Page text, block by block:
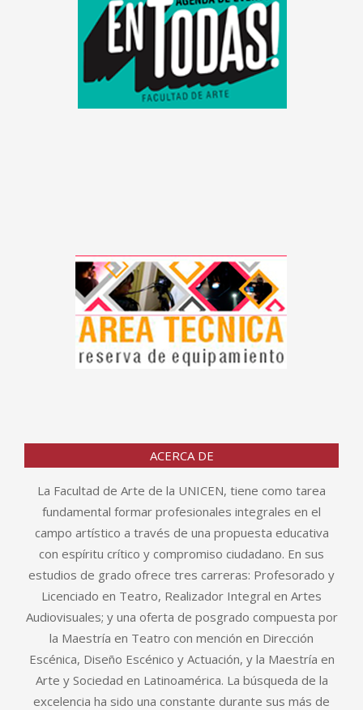
ACERCA DE
La Facultad de Arte de la UNICEN, tiene como tarea
fundamental formar profesionales integrales en el
campo artístico a través de una propuesta educativa
con espíritu crítico y compromiso ciudadano. En sus
estudios de grado ofrece tres carreras: Profesorado y
Licenciado en Teatro, Realizador Integral en Artes
Audiovisuales; y una oferta de posgrado compuesta por
la Maestría en Teatro con mención en Dirección
Escénica, Diseño Escénico y Actuación, y la Maestría en
Arte y Sociedad en Latinoamérica. La búsqueda de la
excelencia ha sido una constante durante sus más de